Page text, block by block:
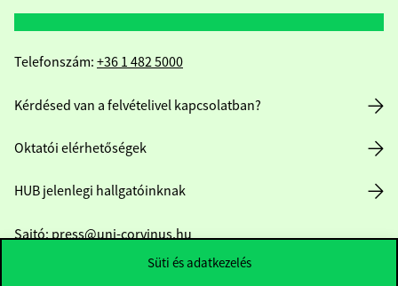
Süti és adatkezelés
Telefonszám: +36 1 482 5000
Kérdésed van a felvételivel kapcsolatban?
Oktatói elérhetőségek
HUB jelenlegi hallgatóinknak
Sajtó:press@uni-corvinus.hu